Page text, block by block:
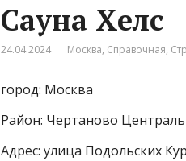
Сауна Хелс
24.04.2024 Москва, Справочная,
город: Москва
Район: Чертаново
Адрес: улица Подольских